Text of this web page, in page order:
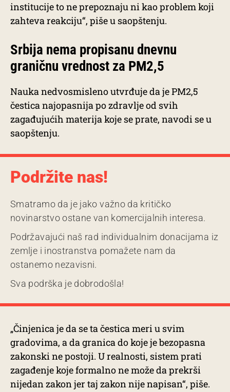
institucije to ne prepoznaju ni kao problem koji
zahteva reakciju“, piše u saopštenju.
Srbija nema propisanu dnevnu
graničnu vrednost za PM2,5
Nauka nedvosmisleno utvrđuje da je PM2,5
čestica najopasnija po zdravlje od svih
zagađujućih materija koje se prate, navodi se u
saopštenju.
Podržite nas!
Smatramo da je jako važno da kritičko
novinarstvo ostane van komercijalnih interesa.
Podržavajući naš rad individualnim donacijama iz
zemlje i inostranstva pomažete nam da
ostanemo nezavisni.
Sva podrška je dobrodošla!
„Činjenica je da se ta čestica meri u svim
gradovima, a da granica do koje je bezopasna
zakonski ne postoji. U realnosti, sistem prati
zagađenje koje formalno ne može da prekrši
nijedan zakon jer taj zakon nije napisan“, piše.